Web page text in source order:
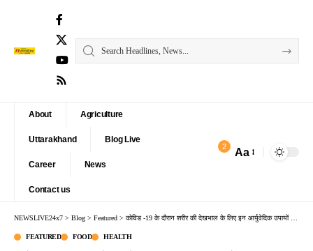
About Agriculture
Uttarakhand Blog Live
Career News
Contact us
2 Aa
NEWSLIVE24x7 > Blog > Featured > कोविड -19 के दौरान शरीर की देखभाल के लिए इन आर्युवेदिक उपायों को जानिये
FEATURED FOOD HEALTH